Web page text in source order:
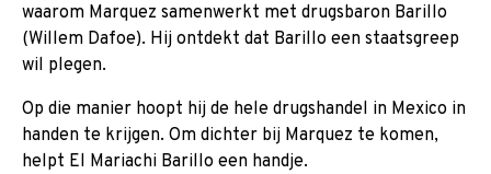
waarom Marquez samenwerkt met drugsbaron Barillo
(Willem Dafoe). Hij ontdekt dat Barillo een staatsgreep
wil plegen.
Op die manier hoopt hij de hele drugshandel in Mexico in
handen te krijgen. Om dichter bij Marquez te komen,
helpt El Mariachi Barillo een handje.